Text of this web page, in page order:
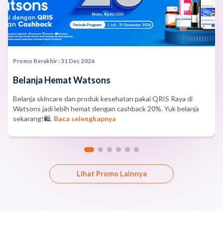
Promo Berakhir : 31 Dec 2026
Belanja Hemat Watsons
Belanja skincare dan produk kesehatan pakai QRIS Raya di
Watsons jadi lebih hemat dengan cashback 20%. Yuk belanja
sekarang!🛍️. Baca selengkapnya
Lihat Promo Lainnya